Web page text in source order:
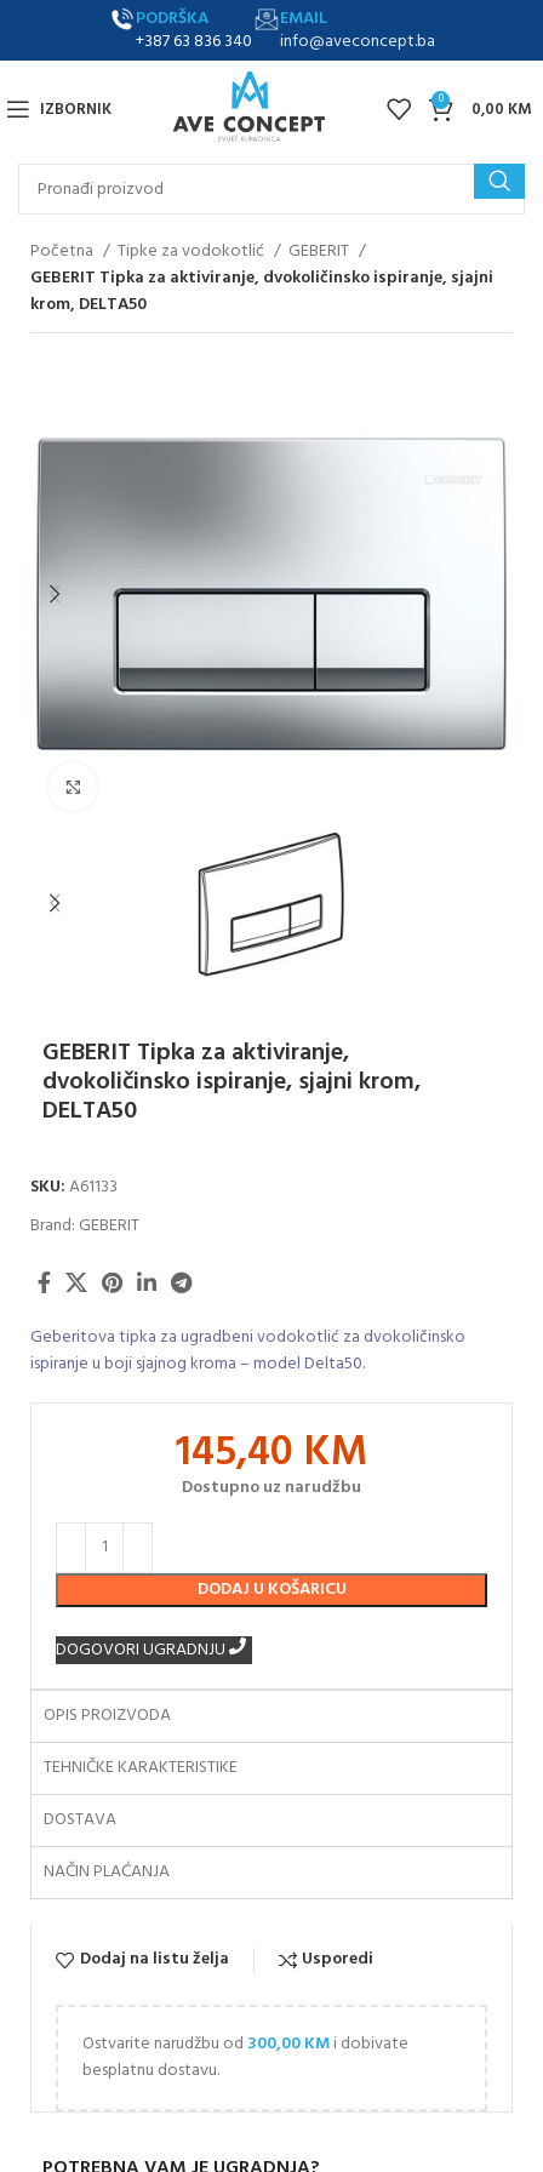
PODRŠKA
+387 63 836 340
EMAIL
info@aveconcept.ba
IZBORNIK 0 0,00 KM
Početna Tipke za vodokotlić
GEBERIT
GEBERIT Tipka za aktiviranje, dvokoličinsko ispiranje, sjajni
krom, DELTA50
GEBERIT Tipka za aktiviranje,
dvokoličinsko ispiranje, sjajni krom,
DELTA50
SKU:A61133
Brand: GEBERIT
Geberitova tipka za ugradbeni vodokotlić za dvokoličinsko
ispiranje u boji sjajnog kroma – model Delta50.
145,40 KM
Dostupno uz narudžbu
DODAJ U KOŠARICU
DOGOVORI UGRADNJU
OPIS PROIZVODA
TEHNIČKE KARAKTERISTIKE
DOSTAVA
NAČIN PLAĆANJA
Dodaj na listu želja Usporedi
Ostvarite narudžbu od 300,00KMi dobivate
besplatnu dostavu.